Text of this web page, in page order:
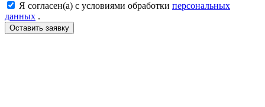
Я согласен(а) с условиями обработки персональных
данных .